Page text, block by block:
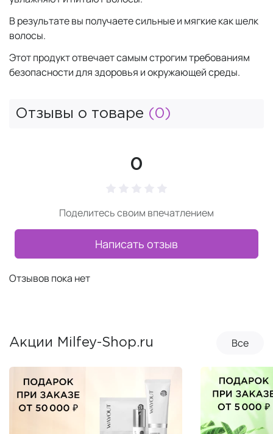
В результате вы получаете сильные и мягкие как шелк
волосы.
Этот продукт отвечает самым строгим требованиям
безопасности для здоровья и окружающей среды.
Отзывы о товаре (0)
0
Поделитесь своим впечатлением
Написать отзыв
Отзывов пока нет
Акции Milfey-Shop.ru Все